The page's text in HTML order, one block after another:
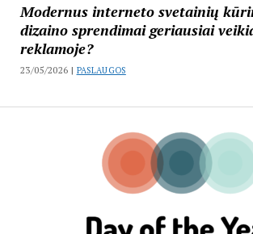
Modernus interneto svetainių
dizaino sprendimai geriausiai
reklamoje?
23/05/2026 | PASLAUGOS